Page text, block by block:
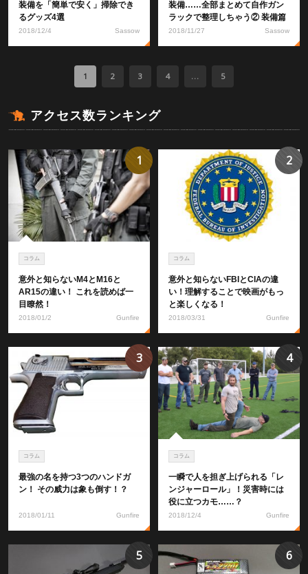
装備を「簡単で安く」掃除でき
るグッズ4選
2018/12/4 Sassow
装備……全部まとめて自作ガン
ラックで整理しちゃう② 装備篇
2018/11/27 Sassow
1 2 3 4 ... 5
アクセス数ランキング
コラム
意外と知らないM4とM16と
AR15の違い！ これを読めば一
目瞭然！
2018/01/2 Gunfire
1
コラム
意外と知らないFBIとCIAの違
い！理解することで映画がもっ
と楽しくなる！
2018/03/31 Gunfire
2
コラム
最強の名を持つ3つのハンドガ
ン！ その威力は象も倒す！？
2018/01/11 Gunfire
3
コラム
一瞬で人を担ぎ上げられる「レ
ンジャーロール」！災害時には
役に立つカモ……？
2018/12/4 Gunfire
4
5 6